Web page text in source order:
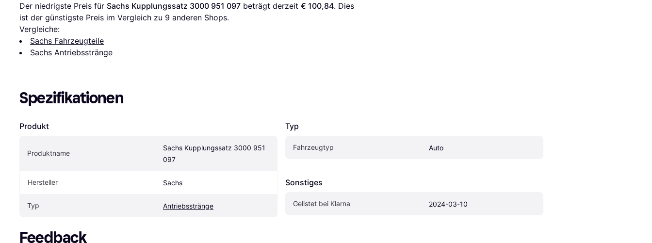
Der niedrigste Preis für Sachs Kupplungssatz 3000 951 097 beträgt derzeit € 100,84. Dies
ist der günstigste Preis im Vergleich zu 9 anderen Shops.
Vergleiche:
Sachs Fahrzeugteile
Sachs Antriebsstränge
Spezifikationen
Produkt
Produktname
Sachs Kupplungssatz 3000 951
097
Hersteller Sachs
Typ Antriebsstränge
Typ
Fahrzeugtyp Auto
Sonstiges
Gelistet bei Klarna 2024-03-10
Feedback